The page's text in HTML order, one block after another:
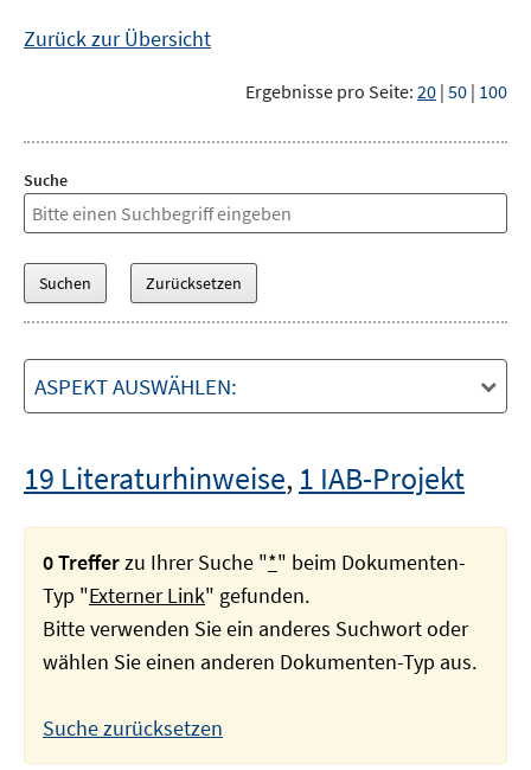
Zurück zur Übersicht
Ergebnisse pro Seite: 20 | 50 | 100
Suche
ASPEKT AUSWÄHLEN:
19 Literaturhinweise, 1 IAB-Projekt
0 Trefferzu Ihrer Suche "*" beim Dokumenten-
Typ "Externer Link" gefunden.
Bitte verwenden Sie ein anderes Suchwort oder
wählen Sie einen anderen Dokumenten-Typ aus.
Suche zurücksetzen